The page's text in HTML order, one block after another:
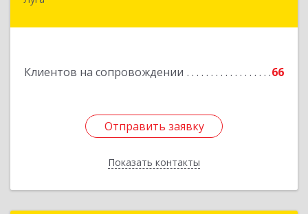
Клиентов на сопровождении 66
Отправить заявку
Показать контакты
Отправить заявку
Назад